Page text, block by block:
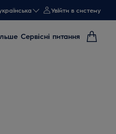
Увійти в систему
Сервісні питання